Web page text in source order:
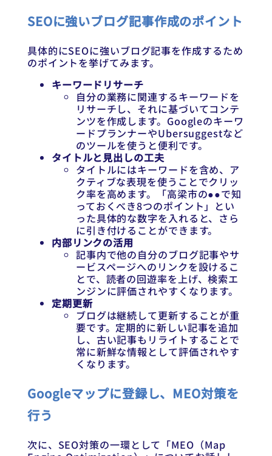
SEOに強いブログ記事作成のポイント
具体的にSEOに強いブログ記事を作成するため
のポイントを挙げてみます。
キーワードリサーチ
自分の業務に関連するキーワードを
リサーチし、それに基づいてコンテ
ンツを作成します。Googleのキーワ
ードプランナーやUbersuggestなど
のツールを使うと便利です。
タイトルと見出しの工夫
タイトルにはキーワードを含め、ア
クティブな表現を使うことでクリッ
ク率を高めます。「高梁市の●●で知
っておくべき8つのポイント」とい
った具体的な数字を入れると、さら
に引き付けることができます。
内部リンクの活用
記事内で他の自分のブログ記事やサ
ービスページへのリンクを設けるこ
とで、読者の回遊率を上げ、検索エ
ンジンに評価されやすくなります。
定期更新
ブログは継続して更新することが重
要です。定期的に新しい記事を追加
し、古い記事もリライトすることで
常に新鮮な情報として評価されやす
くなります。
Googleマップに登録し、MEO対策を
行う
次に、SEO対策の一環として「MEO（Map